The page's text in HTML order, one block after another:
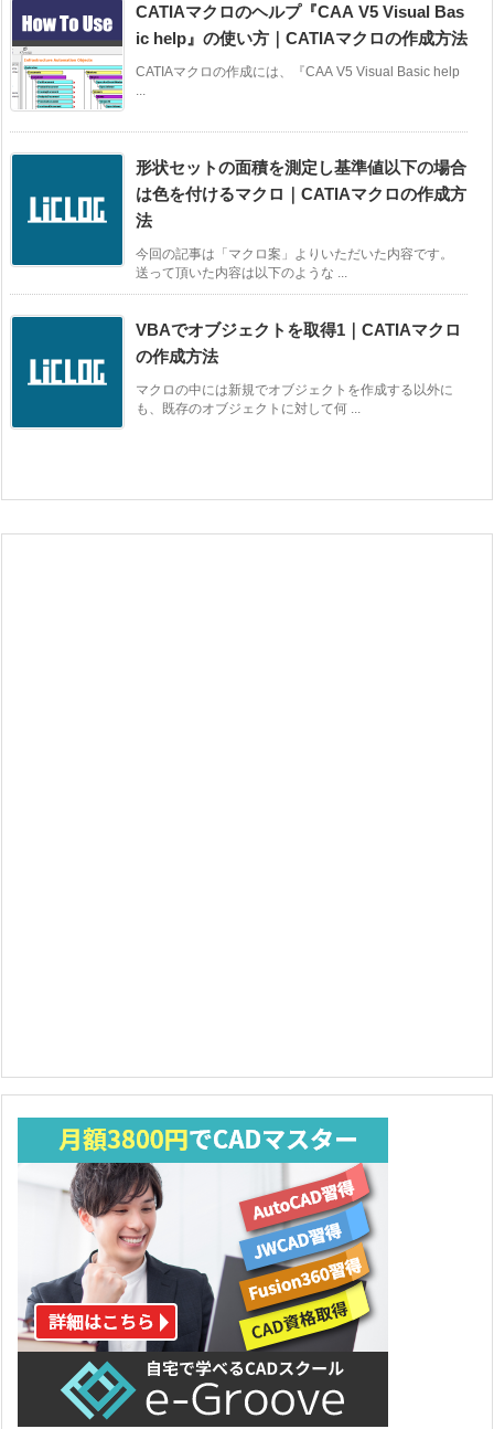
CATIAマクロのヘルプ『CAA V5 Visual Bas
ic help』の使い方｜CATIAマクロの作成方法
CATIAマクロの作成には、『CAA V5 Visual Basic help
形状セットの面積を測定し基準値以下の場合
は色を付けるマクロ｜CATIAマクロの作成方
法
今回の記事は「マクロ案」よりいただいた内容です。
送って頂いた内容は以下のような ...
VBAでオブジェクトを取得1｜CATIAマクロ
の作成方法
マクロの中には新規でオブジェクトを作成する以外に
も、既存のオブジェクトに対して何 ...